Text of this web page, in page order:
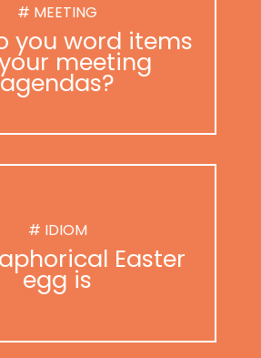
# MEETING
you word items
meeting
agendas?
# IDIOM
Easter
egg is